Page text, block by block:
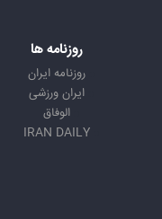
روزنامه ها
روزنامه ایران
ایران ورزشی
الوفاق
IRAN DAILY